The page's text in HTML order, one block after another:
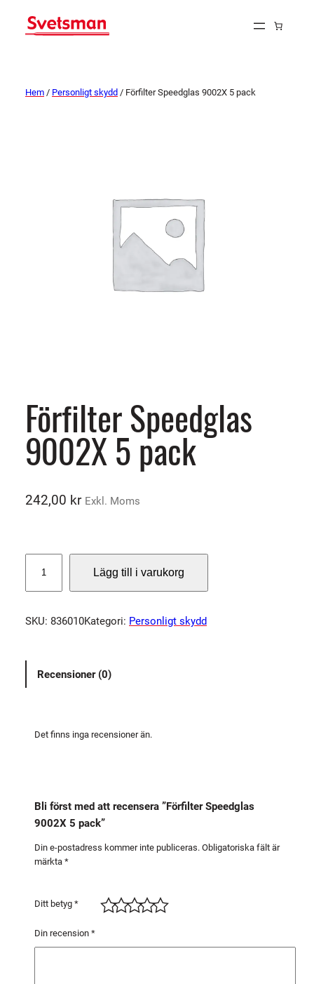
Hem / Personligt skydd / Förfilter Speedglas 9002X 5 pack
Förfilter Speedglas
9002X 5 pack
242,00 kr Exkl. Moms
r
i
t
Lägg till i varukorg
SKU: 836010Kategori: Personligt skydd
Recensioner (0)
Det finns inga recensioner än.
Bli först med att recensera ”Förfilter Speedglas
9002X 5 pack”
Din e-postadress kommer inte publiceras. Obligatoriska fält är
märkta *
Ditt betyg *
Din recension *